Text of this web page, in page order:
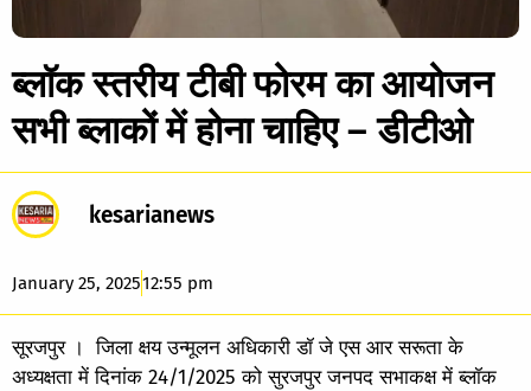
ब्लॉक स्तरीय टीबी फोरम का आयोजन
सभी ब्लाकों में होना चाहिए – डीटीओ
kesarianews
January 25, 202512:55 pm
सूरजपुर । जिला क्षय उन्मूलन अधिकारी डॉ जे एस आर सरूता के
अध्यक्षता में दिनांक 24/1/2025 को सुरजपुर जनपद सभाकक्ष में ब्लॉक